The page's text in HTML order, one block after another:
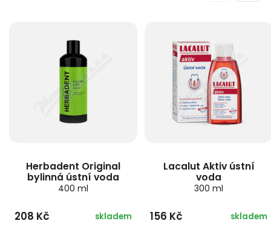
Herbadent Original
bylinná ústní voda
400 ml
208 Kč skladem
Lacalut Aktiv ústní
voda
300 ml
156 Kč skladem